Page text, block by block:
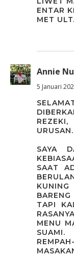
ENTAR
MET
Annie
5 Januari
SAYA
SAAT
TAPI
MENU
SUAMI.